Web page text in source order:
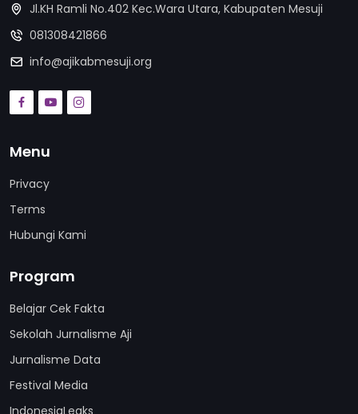
Jl.KH Ramli No.402 Kec.Wara Utara, Kabupaten Mesuji
081308421866
info@ajikabmesuji.org
Menu
Privacy
Terms
Hubungi Kami
Program
Belajar Cek Fakta
Sekolah Jurnalisme Aji
Jurnalisme Data
Festival Media
IndonesiaLeaks